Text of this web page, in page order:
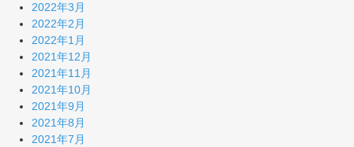
2022年3月
2022年2月
2022年1月
2021年12月
2021年11月
2021年10月
2021年9月
2021年8月
2021年7月